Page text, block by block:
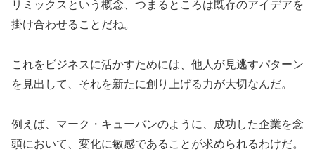
リミックスという概念、つまるところは既存のアイデアを
掛け合わせることだね。
これをビジネスに活かすためには、他人が見逃すパターン
を見出して、それを新たに創り上げる力が大切なんだ。
例えば、マーク・キューバンのように、成功した企業を念
頭において、変化に敏感であることが求められるわけだ。